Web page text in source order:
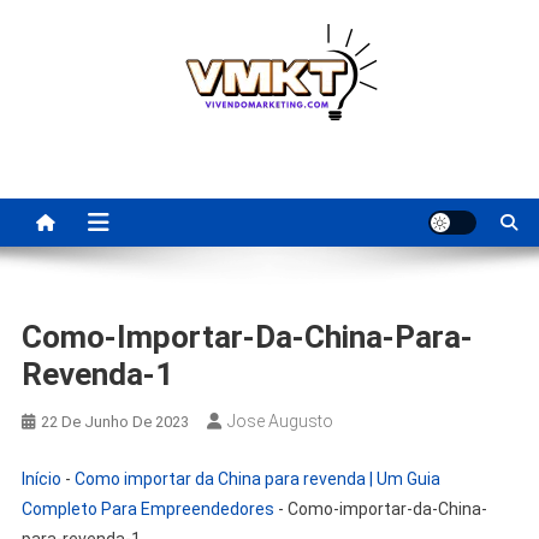
Para Revenda | Vivendo
Marketing
Como-Importar-Da-China-Para-
Revenda-1
22 De Junho De 2023 Jose Augusto
Início - Como importar da China para revenda | Um Guia
Completo Para Empreendedores - Como-importar-da-China-